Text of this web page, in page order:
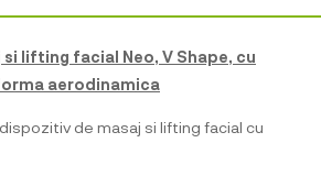
lifting facial Neo, V Shape, cu
aerodinamica
de masaj si lifting facial cu